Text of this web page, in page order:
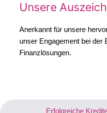
Unsere
Anerkannt für unsere
unser Engagement bei der
Finanzlösungen.
Erfolgreiche